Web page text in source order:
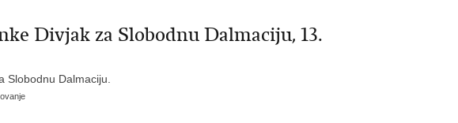
Divjak za Slobodnu Dalmaciju, 13.
Slobodnu Dalmaciju.